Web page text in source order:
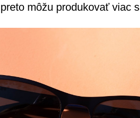
môžu produkovať viac